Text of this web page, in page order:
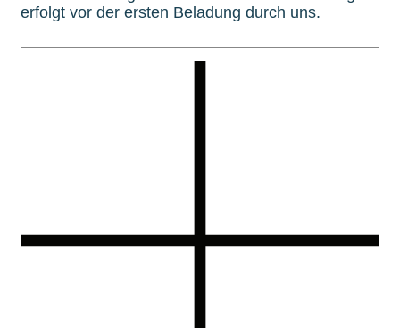
erfolgt vor der ersten Beladung durch uns.